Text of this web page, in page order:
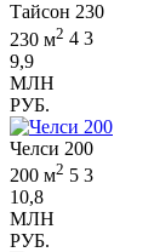
Тайсон 230
230 м2 4 3
9,9
МЛН
РУБ.
Челси 200
200 м2 5 3
10,8
МЛН
РУБ.